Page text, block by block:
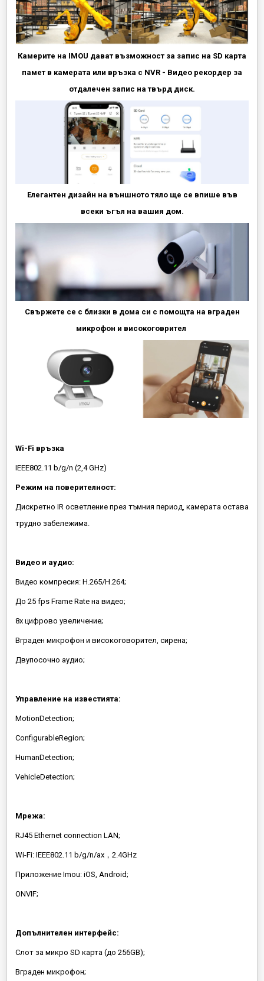
Камерите на IMOU дават възможност за запис на SD карта
памет в камерата или връзка с NVR - Видео рекордер за
отдалечен запис на твърд диск.
Елегантен дизайн на външното тяло ще се впише във
всеки ъгъл на вашия дом.
Свържете се с близки в дома си с помощта на вграден
микрофон и високоговрител
Wi-Fi връзка
IEEE802.11 b/g/n (2,4 GHz)
Режим на поверителност:
Дискретно IR осветление през тъмния период, камерата остава
трудно забележима.
Видео и аудио:
Видео компресия: H.265/H.264;
До 25 fps Frame Rate на видео;
8x цифрово увеличение;
Вграден микрофон и високоговорител, сирена;
Двупосочно аудио;
Управление на известията:
MotionDetection;
ConfigurableRegion;
HumanDetection;
VehicleDetection;
Мрежа:
RJ45 Ethernet connection LAN;
Wi-Fi: IEEE802.11 b/g/n/ax，2.4GHz
Приложение Imou: iOS, Android;
ONVIF;
Допълнителен интерфейс:
Слот за микро SD карта (до 256GB);
Вграден микрофон;